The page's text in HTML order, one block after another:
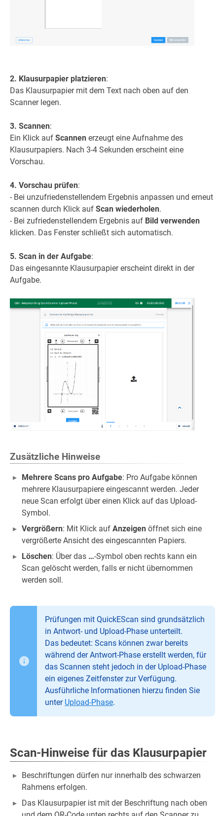
2. Klausurpapier platzieren:
Das Klausurpapier mit dem Text nach oben auf den
Scanner legen.
3. Scannen:
Ein Klick auf Scannen erzeugt eine Aufnahme des
Klausurpapiers. Nach 3-4 Sekunden erscheint eine
Vorschau.
4. Vorschau prüfen:
- Bei unzufriedenstellendem Ergebnis anpassen und erneut
scannen durch Klick auf Scan wiederholen.
- Bei zufriedenstellendem Ergebnis auf Bild verwenden
klicken. Das Fenster schließt sich automatisch.
5. Scan in der Aufgabe:
Das eingesannte Klausurpapier erscheint direkt in der
Aufgabe.
Zusätzliche Hinweise
Mehrere Scans pro Aufgabe: Pro Aufgabe können
mehrere Klausurpapiere eingescannt werden. Jeder
neue Scan erfolgt über einen Klick auf das Upload-
Symbol.
Vergrößern: Mit Klick auf Anzeigen öffnet sich eine
vergrößerte Ansicht des eingescannten Papiers.
Löschen: Über das …-Symbol oben rechts kann ein
Scan gelöscht werden, falls er nicht übernommen
werden soll.
Prüfungen mit QuickEScan sind grundsätzlich
in Antwort- und Upload-Phase unterteilt.
Das bedeutet: Scans können zwar bereits
während der Antwort-Phase erstellt werden, für
das Scannen steht jedoch in der Upload-Phase
ein eigenes Zeitfenster zur Verfügung.
Ausführliche Informationen hierzu finden Sie
unter Upload-Phase.
Scan-Hinweise für das Klausurpapier
Beschriftungen dürfen nur innerhalb des schwarzen
Rahmens erfolgen.
Das Klausurpapier ist mit der Beschriftung nach oben